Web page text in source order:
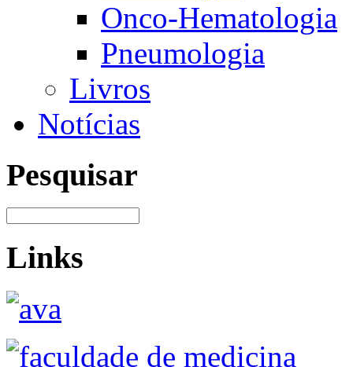
Onco-Hematologia
Pneumologia
Livros
Notícias
Pesquisar
Links